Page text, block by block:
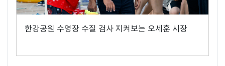
한강공원 수영장 수질 검사 지켜보는 오세훈 시장